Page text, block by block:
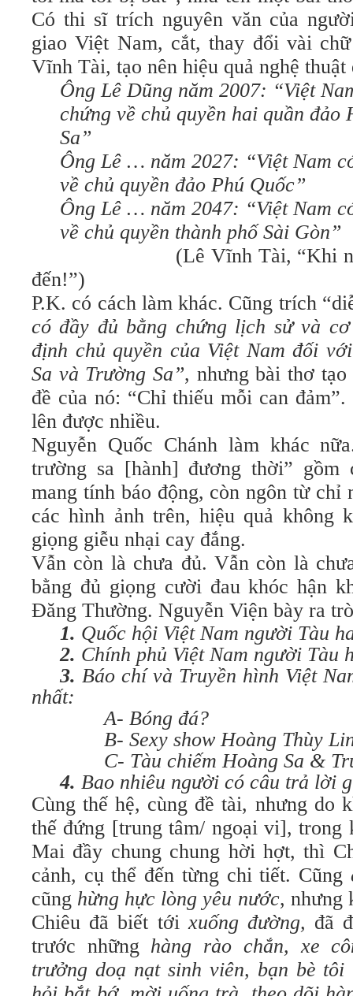
Có thi sĩ trích nguyên văn của
giao Việt Nam, cắt, thay đổi vài
Vĩnh Tài, tạo nên hiệu quả nghệ thuật
Ông Lê Dũng năm 2007: “Việt
chứng về chủ quyền hai quần đảo
Sa”
Ông Lê … năm 2027: “Việt Nam
về chủ quyền đảo Phú Quốc”
Ông Lê … năm 2047: “Việt Nam
về chủ quyền thành phố Sài Gòn”
(Lê Vĩnh Tài, “Khi
đến!”)
P.K. có cách làm khác. Cũng trích
cóđầy đủ bằng chứng lịch sử và
định chủ quyền của Việt Nam đối
Sa và Trường Sa”, nhưng bài thơ
đề của nó: “Chỉ thiếu mỗi can
lên được nhiều.
Nguyễn Quốc Chánh làm khác
trường sa [hành] đương thời” gồm
mang tính báo động, còn ngôn từ chỉ
các hình ảnh trên, hiệu quả không
giọng giễu nhại cay đắng.
Vẫn còn là chưa đủ. Vẫn còn là
bằng đủ giọng cười đau khóc hận
Đăng Thường. Nguyễn Viện bày ra
1. Quốc hội Việt Nam người Tàu
2. Chính phủ Việt Nam người Tàu
3. Báo chí và Truyền hình Việt
nhất:
A- Bóng đá?
B- Sexy show Hoàng Thùy
C- Tàu chiếm Hoàng Sa &
4. Bao nhiêu người có câu trả lời
Cùng thế hệ, cùng đề tài, nhưng do
thế đứng [trung tâm/ ngoại vi], trong
Mai đầy chung chung hời hợt, thì
cảnh, cụ thể đến từng chi tiết. Cũng
cũng hừng hực lòng yêu nước, nhưng
Chiêu đã biết tớixuống đường, đã
trước những hàng rào chắn, xe
trưởng doạ nạt sinh viên, bạn bè